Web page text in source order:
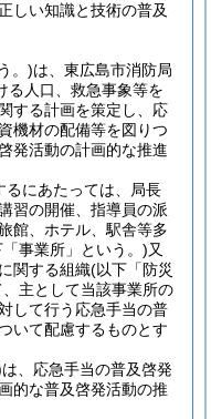
しい知識と技術の普及
。)は、東広島市消防局
る人口、救急事象等を
する計画を策定し、応
機材の配備等を図りつ
発活動の計画的な推進
るにあたっては、局長
習の開催、指導員の派
館、ホテル、駅舎等多
事業所」という。)又
関する組織(以下「防災
主として当該事業所の
して行う応急手当の普
いて配慮するものとす
は、応急手当の普及啓発
的な普及啓発活動の推